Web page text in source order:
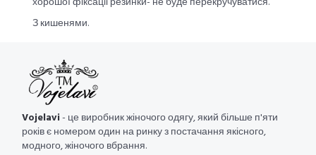
З кишенями.
Vojelavi- це виробник жіночого одягу, який більше п'яти
років є номером один на ринку з постачання якісного,
модного, жіночого вбрання.